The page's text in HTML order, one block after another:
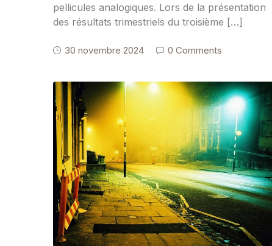
pellicules analogiques. Lors de la présentation
des résultats trimestriels du troisième […]
30 novembre 2024 0 Comments